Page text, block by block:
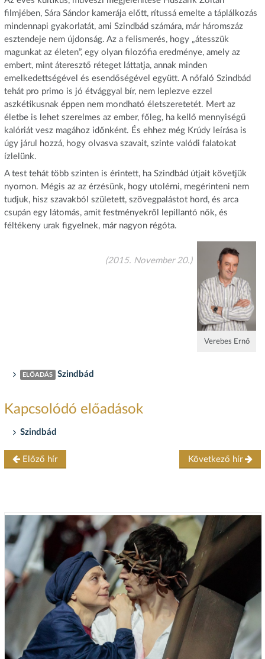
filmjében, Sára Sándor kamerája előtt, rítussá emelte a táplálkozás
mindennapi gyakorlatát, ami Szindbád számára, már háromszáz
esztendeje nem újdonság. Az a felismerés, hogy „átesszük
magunkat az életen”, egy olyan filozófia eredménye, amely az
embert, mint áteresztő réteget láttatja, annak minden
emelkedettségével és esendőségével együtt. A nőfaló Szindbád
tehát pro primo is jó étvággyal bír, nem leplezve ezzel
aszkétikusnak éppen nem mondható életszeretetét. Mert az
életbe is lehet szerelmes az ember, főleg, ha kellő mennyiségű
kalóriát vesz magához időnként. És ehhez még Krúdy leírása is
úgy járul hozzá, hogy olvasva szavait, szinte valódi falatokat
ízlelünk.
A test tehát több szinten is érintett, ha Szindbád útjait követjük
nyomon. Mégis az az érzésünk, hogy utolérni, megérinteni nem
tudjuk, hisz szavakból született, szövegpalástot hord, és arca
csupán egy látomás, amit festményekről lepillantó nők, és
féltékeny urak figyelnek, már nagyon régóta.
Verebes Ernő
(2015. November 20.)
ELŐADÁS Szindbád
Kapcsolódó előadások
Szindbád
Előző hír Következő hír